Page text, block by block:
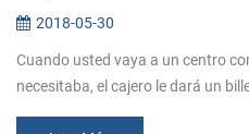
2018-05-30
Cuando usted vaya a un centro
necesitaba, el cajero le dará un